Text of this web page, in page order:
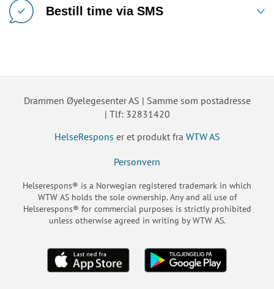
Bestill time via SMS
Drammen Øyelegesenter AS | Samme som postadresse
| Tlf: 32831420
HelseRespons er et produkt fra WTW AS
Personvern
Helserespons® is a Norwegian registered trademark in which
WTW AS holds the sole ownership. Any and all use of
Helserespons® for commercial purposes is strictly prohibited
unless otherwise agreed in writing by WTW AS.